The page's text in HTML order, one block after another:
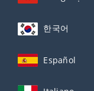
한국어
Español